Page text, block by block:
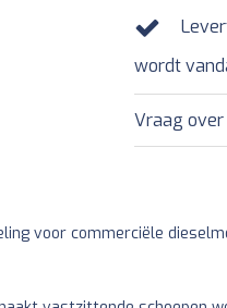
wordt
Vraag
voor commerciële